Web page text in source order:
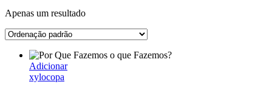
Apenas um resultado
Adicionar
xylocopa